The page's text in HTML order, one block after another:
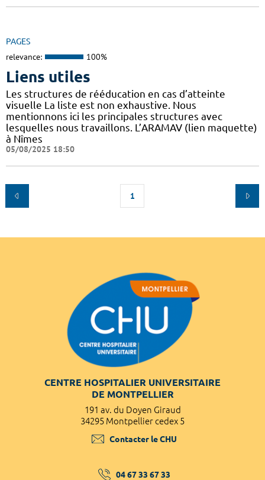
PAGES
relevance: 100%
Liens utiles
Les structures de rééducation en cas d’atteinte
visuelle La liste est non exhaustive. Nous
mentionnons ici les principales structures avec
lesquelles nous travaillons. L’ARAMAV (lien maquette)
à Nîmes
05/08/2025 18:50
1
CENTRE HOSPITALIER UNIVERSITAIRE
DE MONTPELLIER
191 av. du Doyen Giraud
34295 Montpellier cedex 5
Contacter le CHU
04 67 33 67 33